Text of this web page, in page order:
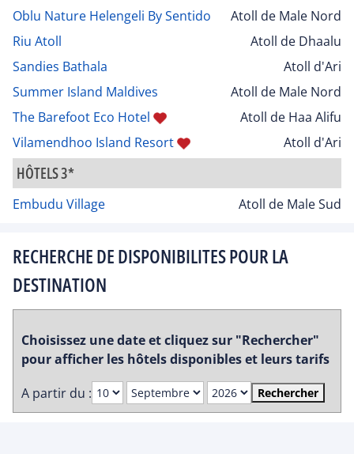
Oblu Nature Helengeli By Sentido
Atoll de Male Nord
Riu Atoll
Atoll de Dhaalu
Sandies Bathala
Atoll d'Ari
Summer Island Maldives
Atoll de Male Nord
The Barefoot Eco Hotel
Atoll de Haa Alifu
Vilamendhoo Island Resort
Atoll d'Ari
HÔTELS 3*
Embudu Village Atoll de Male Sud
RECHERCHE DE DISPONIBILITES POUR LA
DESTINATION
Choisissez une date et cliquez sur "Rechercher"
pour afficher les hôtels disponibles et leurs tarifs
A partir du :
Rechercher